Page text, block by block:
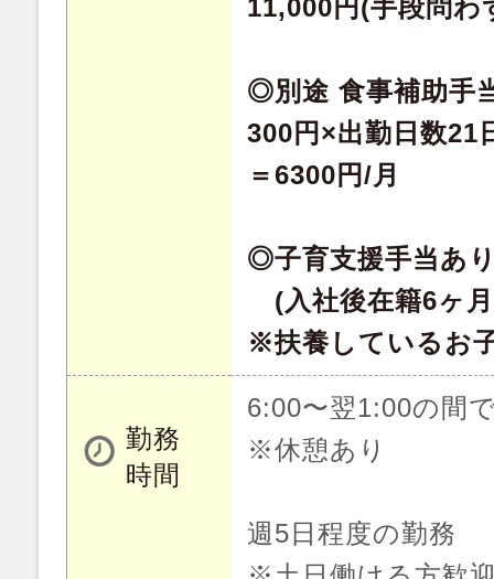
11,000円(手段問わ
◎別途 食事補助手
300円×出勤日数21
＝6300円/月
◎子育支援手当あ
(入社後在籍6ヶ
※扶養しているお
勤務
時間
6:00〜翌1:00の間
※休憩あり
週5日程度の勤務